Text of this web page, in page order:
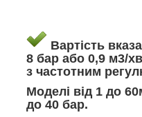
Вартість
8 бар або 0,9 м3/
з частотним
Моделі від 1 до
до 40 бар.